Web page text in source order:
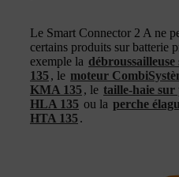
Le Smart Connector 2 A ne
certains produits sur batterie
exemple la
135, le moteur
KMA 135, le taille-haie
HLA 135 ou la perche
HTA 135.